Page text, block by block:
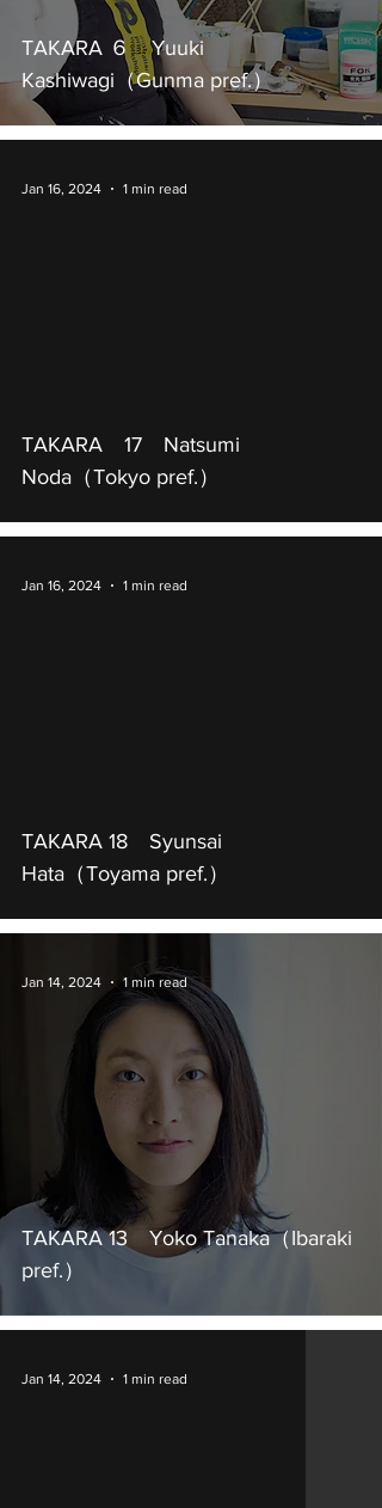
TAKARA ６ Yuuki
Kashiwagi（Gunma pref.）
TAKARA 17 Natsumi
Noda（Tokyo pref.）
Jan 16, 2024 1 min read
TAKARA 18 Syunsai
Hata（Toyama pref.）
Jan 16, 2024 1 min read
TAKARA 13 Yoko Tanaka（Ibaraki
pref.）
Jan 14, 2024 1 min read
Jan 14, 2024 1 min read